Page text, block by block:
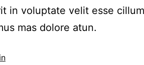
in voluptate velit esse
mas dolore atun.